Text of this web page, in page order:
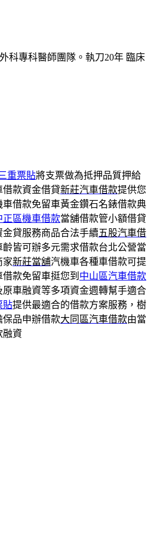
科專科醫師團隊。執刀20年 臨床
重票貼將支票做為抵押品質押給
款資金借貸新莊汽車借款提供您
借款免留車黃金鑽石名錶借款典
正區機車借款當舖借款管小額借貸
貸服務商品合法手續五股汽車借
齡皆可辦多元需求借款台北公營當
家新莊當舖汽機車各種車借款可提
款免留車挺您到 中山區汽車借款
原車融資等多項資金週轉幫手適合
貼提供最適合的借款方案服務，樹
保品申辦借款大同區汽車借款由當
融資